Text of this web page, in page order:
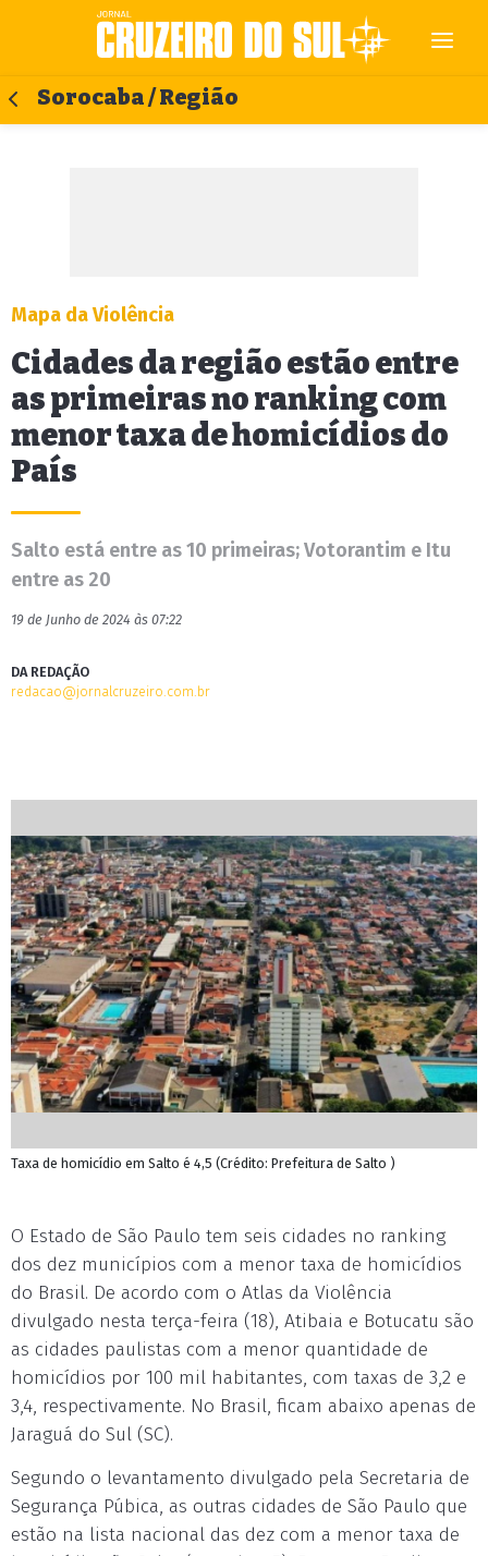
Sorocaba / Região
Mapa da Violência
Cidades da região estão entre
as primeiras no ranking com
menor taxa de homicídios do
País
Salto está entre as 10 primeiras; Votorantim e Itu
entre as 20
19 de Junho de 2024 às 07:22
DA REDAÇÃO
redacao@jornalcruzeiro.com.br
Taxa de homicídio em Salto é 4,5 (Crédito: Prefeitura de Salto )
O Estado de São Paulo tem seis cidades no ranking
dos dez municípios com a menor taxa de homicídios
do Brasil. De acordo com o Atlas da Violência
divulgado nesta terça-feira (18), Atibaia e Botucatu são
as cidades paulistas com a menor quantidade de
homicídios por 100 mil habitantes, com taxas de 3,2 e
3,4, respectivamente. No Brasil, ficam abaixo apenas de
Jaraguá do Sul (SC).
Segundo o levantamento divulgado pela Secretaria de
Segurança Púbica, as outras cidades de São Paulo que
estão na lista nacional das dez com a menor taxa de